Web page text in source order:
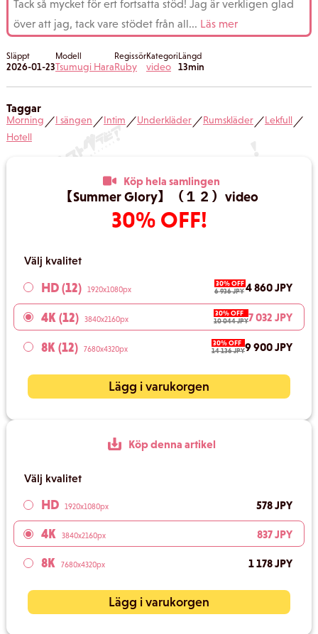
Tack så mycket för ert fortsatta stöd! Jag är verkligen glad
över att jag, tack vare stödet från all... Läs mer
Släppt
2026-01-23
Modell
Tsumugi Hara
Regissör
Ruby
Kategori
video
Längd
13min
Taggar
Morning ／I sängen／Intim／Underkläder／Rumskläder／Lekfull／
Hotell
Köp hela samlingen
【Summer Glory】（１２）video
30% OFF!
Välj kvalitet
HD (12) 1920x1080px
30% OFF
6 936 JPY4 860 JPY
4K (12) 3840x2160px
30% OFF
10 044 JPY7 032 JPY
8K (12) 7680x4320px
30% OFF
14 136 JPY9 900 JPY
Lägg i varukorgen
Köp denna artikel
Välj kvalitet
HD 1920x1080px 578 JPY
4K 3840x2160px 837 JPY
8K 7680x4320px 1 178 JPY
Lägg i varukorgen